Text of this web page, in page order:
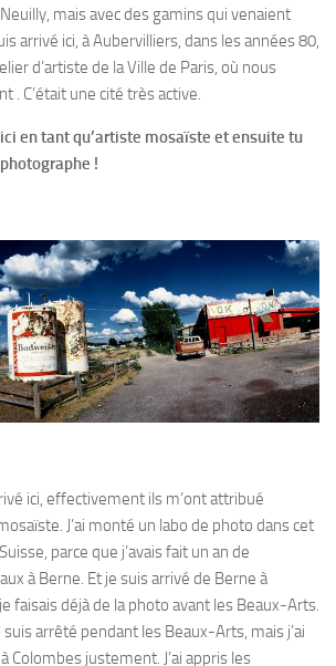
mais avec des gamins qui venaient
arrivé ici, à Aubervilliers, dans les années 80,
d’artiste de la Ville de Paris, où nous
. C’était une cité très active.
en tant qu’artiste mosaïste et ensuite tu
!
ici, effectivement ils m’ont attribué
J’ai monté un labo de photo dans cet
parce que j’avais fait un an de
à Berne. Et je suis arrivé de Berne à
faisais déjà de la photo avant les Beaux-Arts.
arrêté pendant les Beaux-Arts, mais j’ai
Colombes justement. J’ai appris les